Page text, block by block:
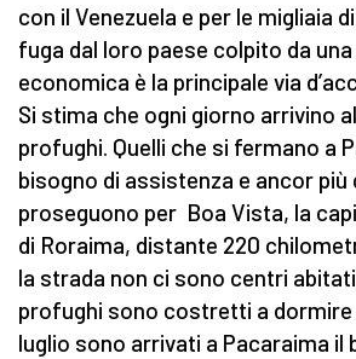
con il Venezuela e per le migliaia
fuga dal loro paese colpito da
economica è la principale via
Si stima che ogni giorno arrivino
profughi. Quelli che si fermano a
bisogno di assistenza e ancor più
proseguono per Boa Vista, la
di Roraima, distante 220
la strada non ci sono centri
profughi sono costretti a dormire
luglio sono arrivati a Pacaraima il